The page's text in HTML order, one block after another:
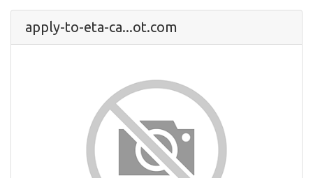
apply-to-eta-ca...ot.com